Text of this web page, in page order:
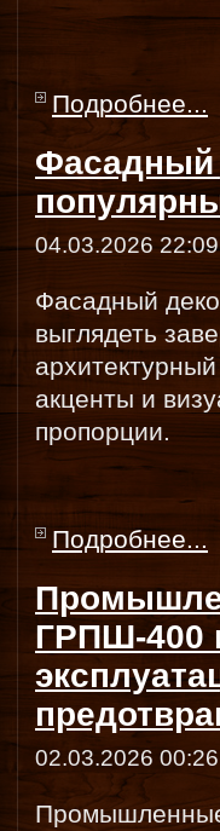
Подробнее...
Фасадный
04.03.2026 22:09
Фасадный
выглядеть
акценты и
пропорции.
Подробнее...
ГРПШ-400
02.03.2026 00:26
Промышленные